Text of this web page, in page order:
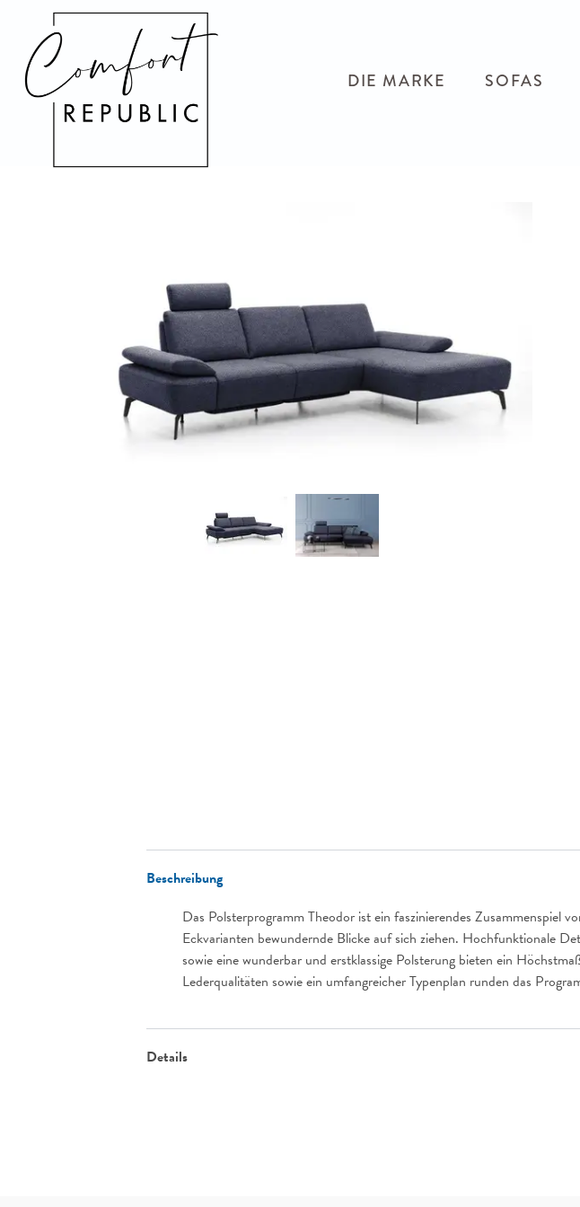
DIE MARKE SOFAS
Beschreibung
Das Polsterprogramm Theodor ist ein faszinierendes Zusammenspiel
Eckvarianten bewundernde Blicke auf sich ziehen. Hochfunktionale
sowie eine wunderbar und erstklassige Polsterung bieten ein
Lederqualitäten sowie ein umfangreicher Typenplan runden das
Details